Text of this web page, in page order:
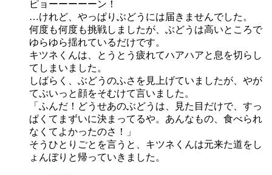
ピョーーーーーン！
…けれど、やっぱりぶどうには届きませんでした。
何度も何度も挑戦しましたが、ぶどうは高いところで
ゆらゆら揺れているだけです。
キツネくんは、とうとう疲れてハアハアと息を切らし
てしまいました。
しばらく、ぶどうのふさを見上げていましたが、やが
てぷいっと顔をそむけて言いました。
「ふんだ！どうせあのぶどうは、見た目だけで、すっ
ぱくてまずいに決まってるや。あんなもの、食べられ
なくてよかったのさ！」
そうひとりごとを言うと、キツネくんは元来た道をし
ょんぼりと帰っていきました。